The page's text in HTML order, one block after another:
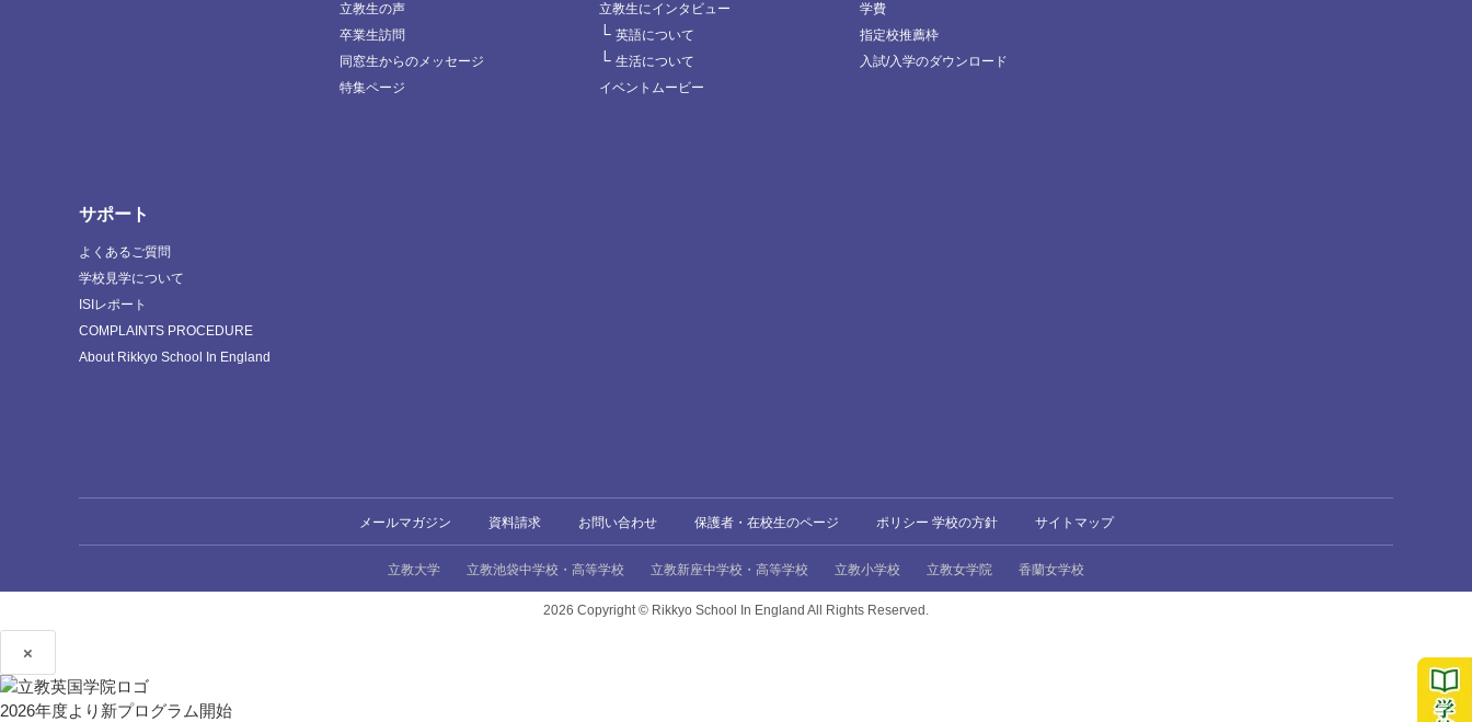
立教生の声
卒業生訪問
同窓生からのメッセージ
特集ページ
立教生にインタビュー
└ 英語について
└ 生活について
イベントムービー
学費
指定校推薦枠
入試/入学のダウンロード
サポート
よくあるご質問
学校見学について
ISIレポート
COMPLAINTS PROCEDURE
About Rikkyo School In England
メールマガジン 資料請求 お問い合わせ 保護者・在校生のページ ポリシー 学校の方針 サイトマップ
立教大学 立教池袋中学校・高等学校 立教新座中学校・高等学校 立教小学校 立教女学院 香蘭女学校
2026 Copyright © Rikkyo School In England All Rights Reserved.
×
2026年度より新プログラム開始